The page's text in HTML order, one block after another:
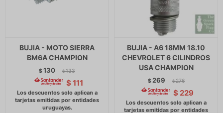
BUJIA - MOTO SIERRA
BM6A CHAMPION
$130 $ 133
$ 111
BUJIA - A6 18MM 18.10
CHEVROLET 6 CILINDROS
USA CHAMPION
$ 269 $ 276
$ 229